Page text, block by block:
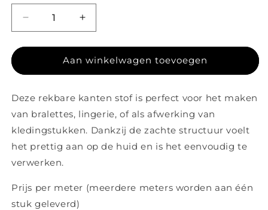
Aantal verlagen voor Stretch Kant 35
Aantal verhogen voor Stretch Kant 35
Aan winkelwagen toevoegen
Deze rekbare kanten stof is perfect voor het maken
van bralettes, lingerie, of als afwerking van
kledingstukken. Dankzij de zachte structuur voelt
het prettig aan op de huid en is het eenvoudig te
verwerken.
Prijs per meter (meerdere meters worden aan één
stuk geleverd)